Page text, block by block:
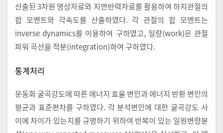
산출된 3차원 영상자료와 지면반력자료를 활용하여 하지관절의
합 모멘트와 각속도를 산출하였다. 각 관절의 합 모멘트는
inverse dynamics를 이용하여 구하였고, 일량(work)은 관절
파워 곡선을 적분(integration)하여 구하였다.
통계처리
운동화 굴곡강도에 따른 에너지 효율 변인과 에너지 반환 변인의
평균과 표준편차를 구하였다. 각 분석변인에 대한 굴곡강도 사
이에 차이가 있는지를 규명하기 위하여 반복이 있는 일원변량분